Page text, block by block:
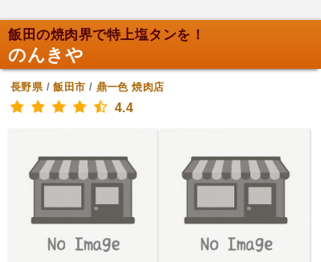
飯田の焼肉界で特上塩タンを！
のんきや
長野県/飯田市 / 鼎一色 焼肉店
4.4